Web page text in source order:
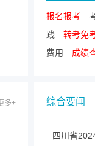
报名报考
践
转考免
费用
成绩
多+ 综合要闻
四川省